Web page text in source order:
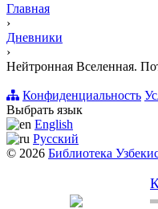
Главная
›
Дневники
›
Нейтронная Вселенная.
Конфиденциальность
Выбрать язык
English
Русский
© 2026 Библиотека